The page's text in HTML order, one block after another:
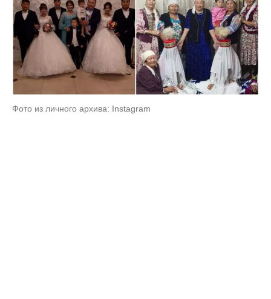
Фото из личного архива: Instagram